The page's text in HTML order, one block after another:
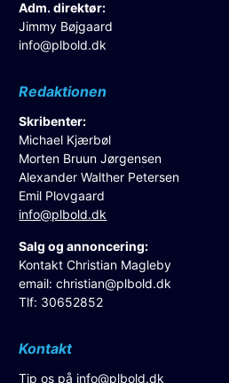
Adm. direktør:
Jimmy Bøjgaard
info@plbold.dk
Redaktionen
Skribenter:
Michael Kjærbøl
Morten Bruun Jørgensen
Alexander Walther Petersen
Emil Plovgaard
info@plbold.dk
Salg og annoncering:
Kontakt Christian Magleby
email:christian@plbold.dk
Tlf: 30652852
Kontakt
Tip os på info@plbold.dk